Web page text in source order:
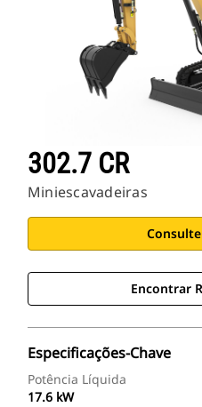
302.7 CR
Miniescavadeiras
Encontrar
Especificações-Chave
Potência Líquida
17.6 kW